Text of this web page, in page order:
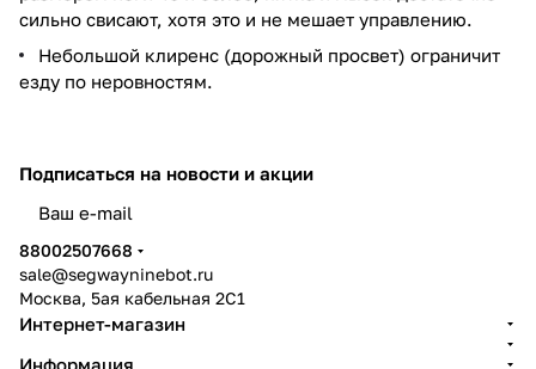
сильно свисают, хотя это и не мешает управлению.
Небольшой клиренс (дорожный просвет) ограничит
езду по неровностям.
Подписаться на новости и акции
88002507668
sale@segwayninebot.ru
Москва, 5ая кабельная 2С1
Интернет-магазин
Информация